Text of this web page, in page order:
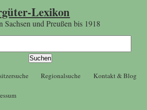
Lexikon
Sachsen und Preußen bis 1918
Regionalsuche Kontakt & Blog